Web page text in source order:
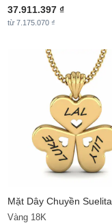
37.911.397 ₫
từ 7.175.070 ₫
Mặt Dây Chuyền Suelita
Vàng 18K